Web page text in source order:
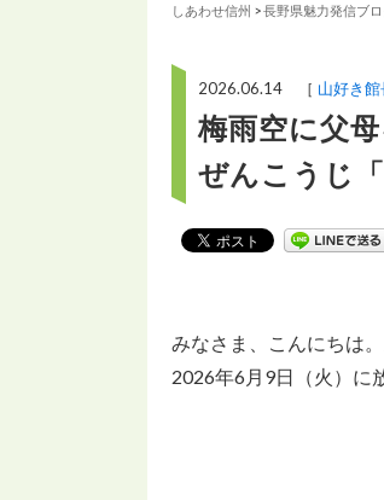
しあわせ信州 >長野県魅力発信ブ
2026.06.14 ［ 山好き館
梅雨空に父
ぜんこうじ
みなさま、こんにちは
2026年6月9日（火）に